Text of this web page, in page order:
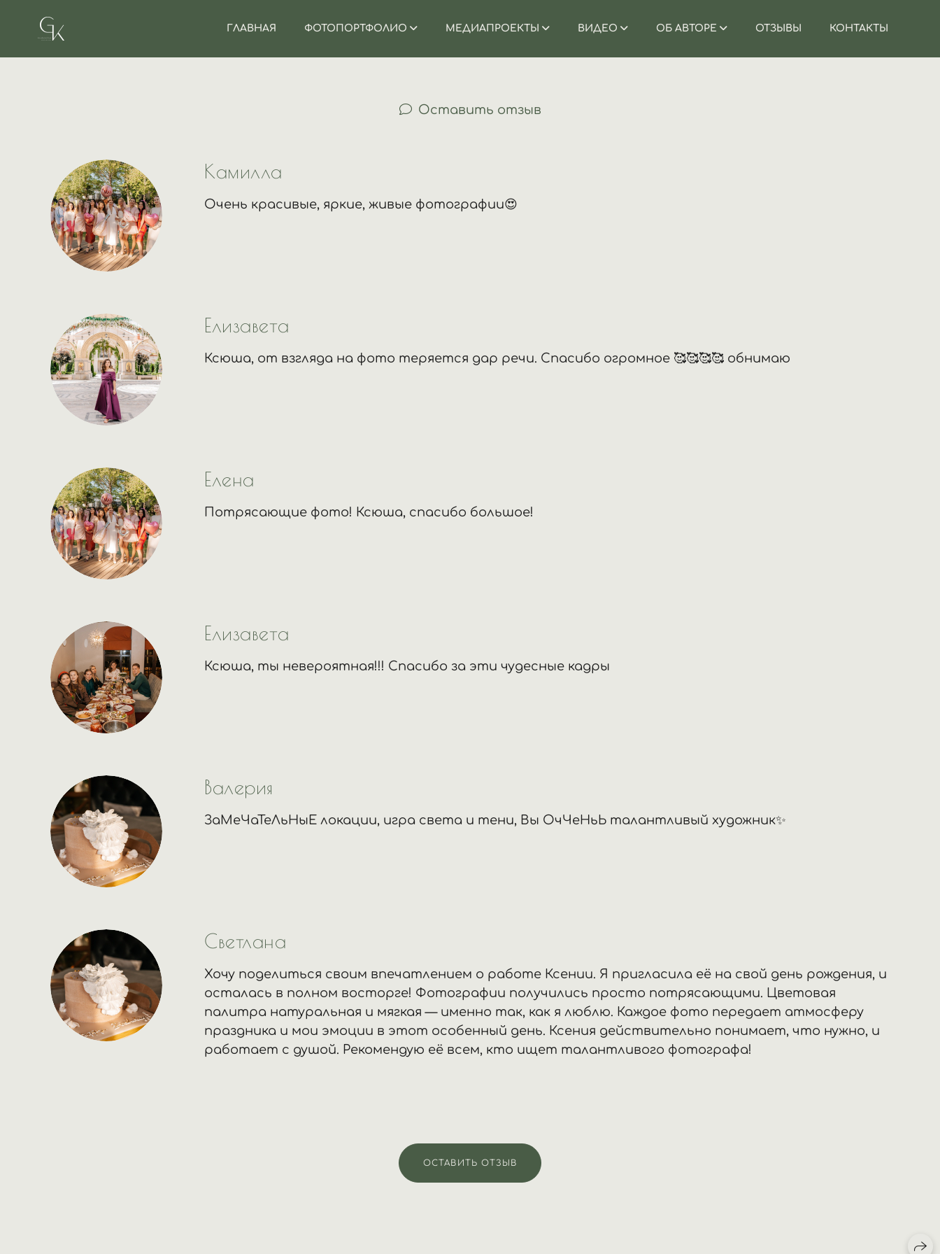
ГЛАВНАЯ ФОТОПОРТФОЛИО МЕДИАПРОЕКТЫ ВИДЕО ОБ АВТОРЕ ОТЗЫВЫ КОНТАКТЫ
Оставить отзыв
Камилла
Очень красивые, яркие, живые фотографии😍
Елизавета
Ксюша, от взгляда на фото теряется дар речи. Спасибо огромное 🥰🥰🥰🥰 обнимаю
Елена
Потрясающие фото! Ксюша, спасибо большое!
Елизавета
Ксюша, ты невероятная!!! Спасибо за эти чудесные кадры
Валерия
ЗаМеЧаТеЛьНыЕ локации, игра света и тени, Вы ОчЧеНьЬ талантливый художник✨
Светлана
Хочу поделиться своим впечатлением о работе Ксении. Я пригласила её на свой день рождения, и
осталась в полном восторге! Фотографии получились просто потрясающими. Цветовая
палитра натуральная и мягкая — именно так, как я люблю. Каждое фото передает атмосферу
праздника и мои эмоции в этот особенный день. Ксения действительно понимает, что нужно, и
работает с душой. Рекомендую её всем, кто ищет талантливого фотографа!
ОСТАВИТЬ ОТЗЫВ